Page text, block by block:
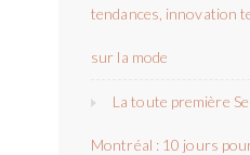
tendances, innovation
sur la mode
La toute première
Montréal : 10 jours